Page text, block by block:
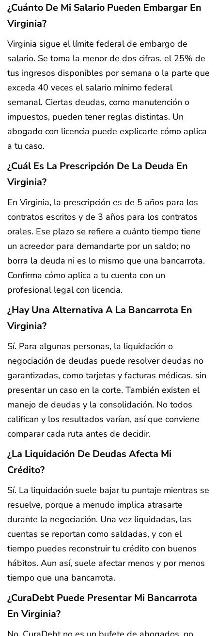
¿Cuánto De Mi Salario Pueden Embargar En
Virginia?
Virginia sigue el límite federal de embargo de
salario. Se toma la menor de dos cifras, el 25% de
tus ingresos disponibles por semana o la parte que
exceda 40 veces el salario mínimo federal
semanal. Ciertas deudas, como manutención o
impuestos, pueden tener reglas distintas. Un
abogado con licencia puede explicarte cómo aplica
a tu caso.
¿Cuál Es La Prescripción De La Deuda En
Virginia?
En Virginia, la prescripción es de 5 años para los
contratos escritos y de 3 años para los contratos
orales. Ese plazo se refiere a cuánto tiempo tiene
un acreedor para demandarte por un saldo; no
borra la deuda ni es lo mismo que una bancarrota.
Confirma cómo aplica a tu cuenta con un
profesional legal con licencia.
¿Hay Una Alternativa A La Bancarrota En
Virginia?
Sí. Para algunas personas, la liquidación o
negociación de deudas puede resolver deudas no
garantizadas, como tarjetas y facturas médicas, sin
presentar un caso en la corte. También existen el
manejo de deudas y la consolidación. No todos
califican y los resultados varían, así que conviene
comparar cada ruta antes de decidir.
¿La Liquidación De Deudas Afecta Mi
Crédito?
Sí. La liquidación suele bajar tu puntaje mientras se
resuelve, porque a menudo implica atrasarte
durante la negociación. Una vez liquidadas, las
cuentas se reportan como saldadas, y con el
tiempo puedes reconstruir tu crédito con buenos
hábitos. Aun así, suele afectar menos y por menos
tiempo que una bancarrota.
¿CuraDebt Puede Presentar Mi Bancarrota
En Virginia?